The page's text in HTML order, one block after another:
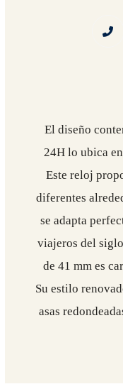
El diseño
24H lo ubica
Este reloj
diferentes
se adapta
viajeros del
de 41 mm es
Su estilo
asas